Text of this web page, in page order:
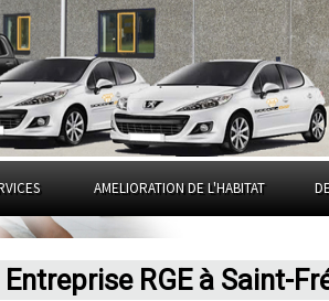
AMELIORATION DE L'HABITAT
Entreprise RGE à Saint-